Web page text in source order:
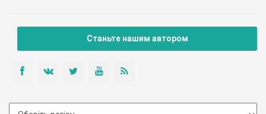
Станьте нашим автором